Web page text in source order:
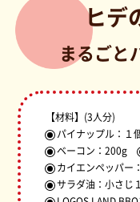
ヒデ
まるごと
【材料】 (3人分)
パイナップル：１
ベーコン：200g
カイエンペッパー
サラダ油：小さじ